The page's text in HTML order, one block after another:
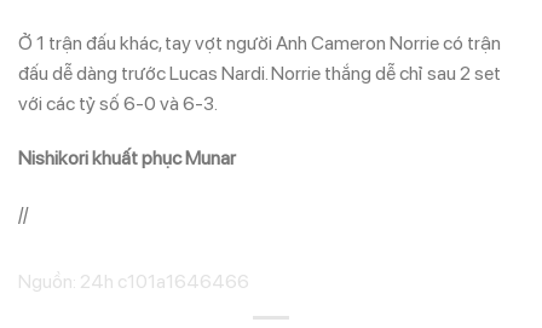
Ở 1 trận đấu khác, tay vợt người Anh Cameron Norrie có trận
đấu dễ dàng trước Lucas Nardi. Norrie thắng dễ chỉ sau 2 set
với các tỷ số 6-0 và 6-3.
Nishikori khuất phục Munar
//
Nguồn: 24h c101a1646466